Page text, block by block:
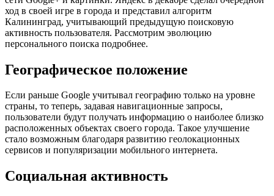
ход в своей игре в города и представил алгоритм
Калининград, учитывающий предыдущую поисковую
активность пользователя. Рассмотрим эволюцию
персонального поиска подробнее.
Географическое положение
Если раньше Google учитывал географию только на уровне
страны, то теперь, задавая навигационные запросы,
пользователи будут получать информацию о наиболее близко
расположенных объектах своего города. Такое улучшение
стало возможным благодаря развитию геолокационных
сервисов и популяризации мобильного интернета.
Социальная активность